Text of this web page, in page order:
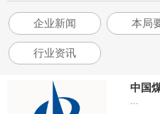
企业新闻 本局
行业资讯
中国